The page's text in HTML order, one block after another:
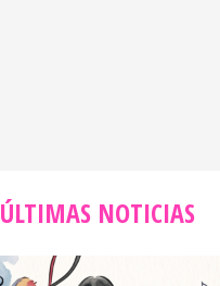
ÚLTIMAS NOTICIAS